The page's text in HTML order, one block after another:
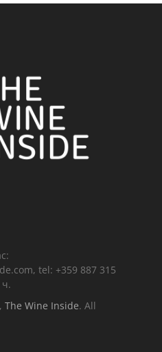
tel: +359 887 315
The Wine Inside. All